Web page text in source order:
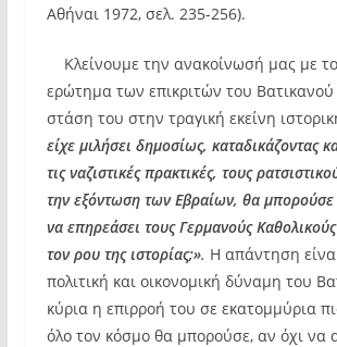
Αθήναι 1972, σελ. 235-256).
Κλείνουμε την ανακοίνωσή μας με το
ερώτημα των επικριτών του Βατικανού
στάση του στην τραγική εκείνη
είχε μιλήσει δημοσίως, καταδικάζοντας
τις ναζιστικές πρακτικές, τους
την εξόντωση των Εβραίων, θα μπορούσε
να επηρεάσει τους Γερμανούς
τον ρου της ιστορίας;». Η απάντηση
πολιτική και οικονομική δύναμη του
κύρια η επιρροή του σε εκατομμύρια
όλο τον κόσμο θα μπορούσε, αν όχι να